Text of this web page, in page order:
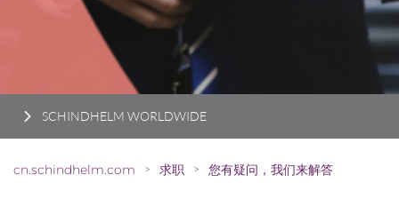
SCHINDHELM WORLDWIDE
cn.schindhelm.com > 求职 > 您有疑问，我们来解答